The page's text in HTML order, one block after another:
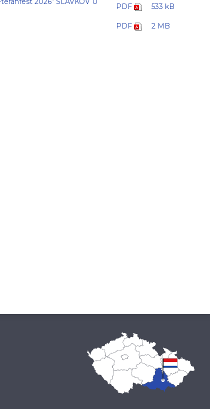
PDF 533 kB
PDF 2 MB